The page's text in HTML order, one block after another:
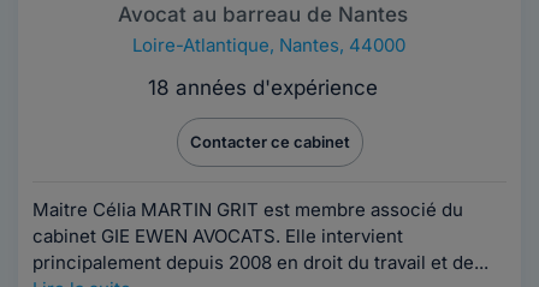
Avocat au barreau de Nantes
Loire-Atlantique, Nantes, 44000
18 années d'expérience
Contacter ce cabinet
Maitre Célia MARTIN GRIT est membre associé du
cabinet GIE EWEN AVOCATS. Elle intervient
principalement depuis 2008 en droit du travail et de...